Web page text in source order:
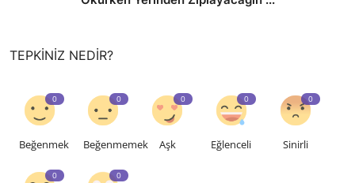
TEPKINIZ NEDIR?
0
Beğenmek
0
Beğenmemek
0
Aşk
0
Eğlenceli
0
Sinirli
0 0